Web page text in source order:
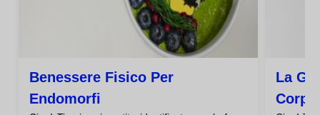
Benessere Fisico Per
Endomorfi
La